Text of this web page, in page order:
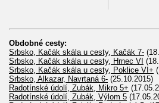
Obdobné cesty:
Srbsko, Kačák skála u cesty, Kačák 7-
Srbsko, Kačák skála u cesty, Hrnec VI
Srbsko, Kačák skála u cesty, Poklice VI+
Srbsko, Alkazar, Navrtaná 6- (25.10.2015)
Radotínské údolí, Zubák, Mikro 5+
Radotínské údolí, Zubák, Výlom 5